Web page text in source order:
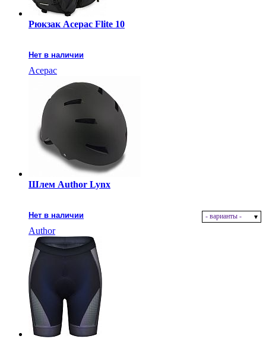
Рюкзак Acepac Flite 10
Нет в наличии
Acepac
Шлем Author Lynx
Нет в наличии - варианты -
Author